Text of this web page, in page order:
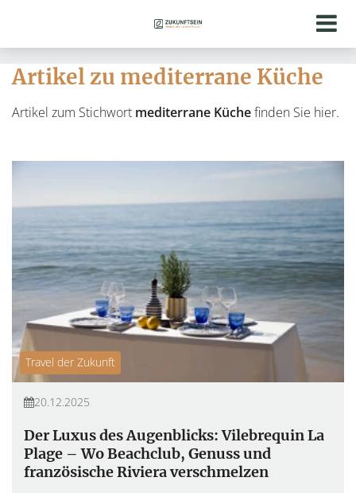
Artikel zu mediterrane Küche
Artikel zum Stichwort mediterrane Küchefinden Sie hier.
Travel der Zukunft
20.12.2025
Der Luxus des Augenblicks: Vilebrequin La
Plage – Wo Beachclub, Genuss und
französische Riviera verschmelzen